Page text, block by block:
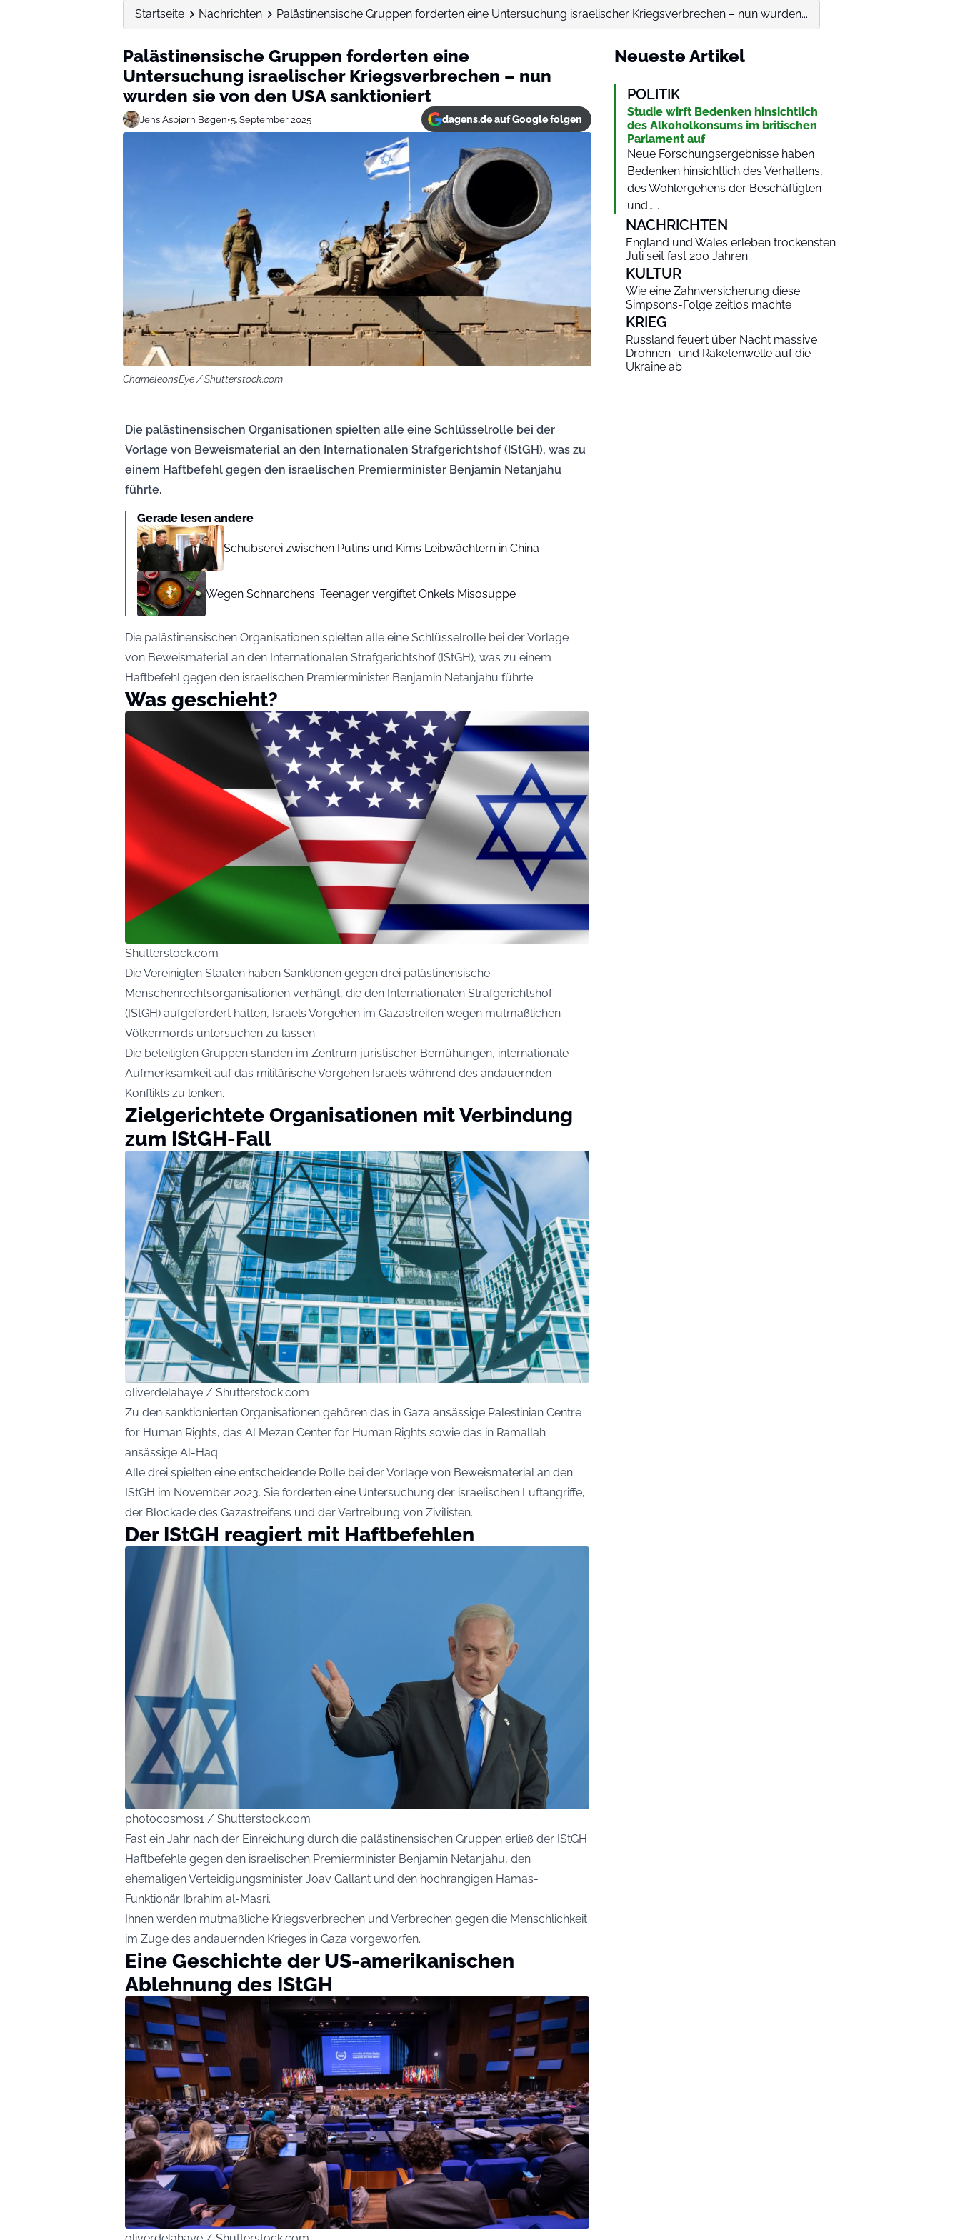
Startseite Nachrichten Palästinensische Gruppen forderten eine Untersuchung israelischer Kriegsverbrechen – nun wurden...
Palästinensische Gruppen forderten eine
Untersuchung israelischer Kriegsverbrechen – nun
wurden sie von den USA sanktioniert
Jens Asbjørn Bøgen•5. September 2025 dagens.de auf Google folgen
ChameleonsEye / Shutterstock.com
Die palästinensischen Organisationen spielten alle eine Schlüsselrolle bei der
Vorlage von Beweismaterial an den Internationalen Strafgerichtshof (IStGH), was zu
einem Haftbefehl gegen den israelischen Premierminister Benjamin Netanjahu
führte.
Gerade lesen andere
Schubserei zwischen Putins und Kims Leibwächtern in China
Wegen Schnarchens: Teenager vergiftet Onkels Misosuppe
Die palästinensischen Organisationen spielten alle eine Schlüsselrolle bei der Vorlage
von Beweismaterial an den Internationalen Strafgerichtshof (IStGH), was zu einem
Haftbefehl gegen den israelischen Premierminister Benjamin Netanjahu führte.
Was geschieht?
Shutterstock.com
Die Vereinigten Staaten haben Sanktionen gegen drei palästinensische
Menschenrechtsorganisationen verhängt, die den Internationalen Strafgerichtshof
(IStGH) aufgefordert hatten, Israels Vorgehen im Gazastreifen wegen mutmaßlichen
Völkermords untersuchen zu lassen.
Die beteiligten Gruppen standen im Zentrum juristischer Bemühungen, internationale
Aufmerksamkeit auf das militärische Vorgehen Israels während des andauernden
Konflikts zu lenken.
Zielgerichtete Organisationen mit Verbindung
zum IStGH-Fall
oliverdelahaye / Shutterstock.com
Zu den sanktionierten Organisationen gehören das in Gaza ansässige Palestinian Centre
for Human Rights, das Al Mezan Center for Human Rights sowie das in Ramallah
ansässige Al-Haq.
Alle drei spielten eine entscheidende Rolle bei der Vorlage von Beweismaterial an den
IStGH im November 2023. Sie forderten eine Untersuchung der israelischen Luftangriffe,
der Blockade des Gazastreifens und der Vertreibung von Zivilisten.
Der IStGH reagiert mit Haftbefehlen
photocosmos1 / Shutterstock.com
Fast ein Jahr nach der Einreichung durch die palästinensischen Gruppen erließ der IStGH
Haftbefehle gegen den israelischen Premierminister Benjamin Netanjahu, den
ehemaligen Verteidigungsminister Joav Gallant und den hochrangigen Hamas-
Funktionär Ibrahim al-Masri.
Ihnen werden mutmaßliche Kriegsverbrechen und Verbrechen gegen die Menschlichkeit
im Zuge des andauernden Krieges in Gaza vorgeworfen.
Eine Geschichte der US-amerikanischen
Ablehnung des IStGH
Neueste Artikel
POLITIK
Studie wirft Bedenken hinsichtlich
des Alkoholkonsums im britischen
Parlament auf
Neue Forschungsergebnisse haben
Bedenken hinsichtlich des Verhaltens,
des Wohlergehens der Beschäftigten
und…...
NACHRICHTEN
England und Wales erleben trockensten
Juli seit fast 200 Jahren
KULTUR
Wie eine Zahnversicherung diese
Simpsons-Folge zeitlos machte
KRIEG
Russland feuert über Nacht massive
Drohnen- und Raketenwelle auf die
Ukraine ab